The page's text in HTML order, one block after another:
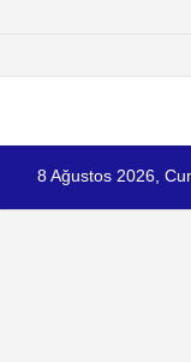
8 Ağustos 2026,